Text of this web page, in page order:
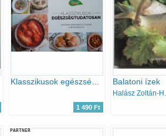
1 490 Ft
Balatoni ízek
PARTNER